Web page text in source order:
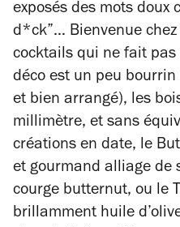
exposés des mots doux
d*ck”… Bienvenue chez
cocktails qui ne fait
déco est un peu bourrin
et bien arrangé), les
millimètre, et sans
créations en date, le
et gourmand alliage de
courge butternut, ou le
brillamment huile